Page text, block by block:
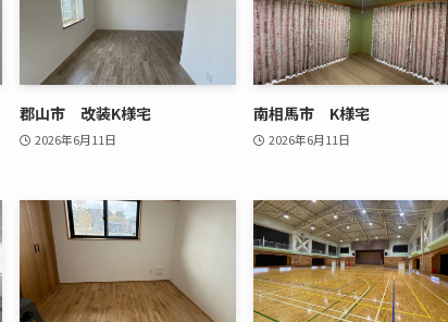
郡山市 改装K様宅
2026年6月11日
南相馬市 K様宅
2026年6月11日